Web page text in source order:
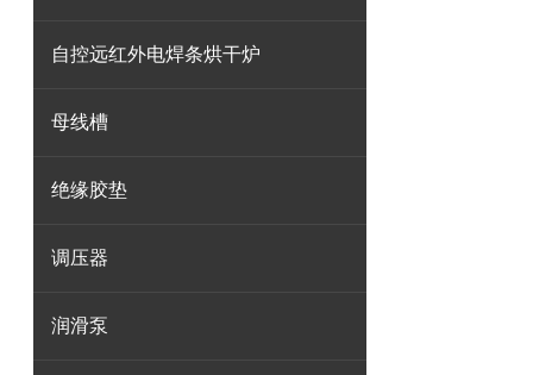
自控远红外电焊条烘干炉
母线槽
绝缘胶垫
调压器
润滑泵